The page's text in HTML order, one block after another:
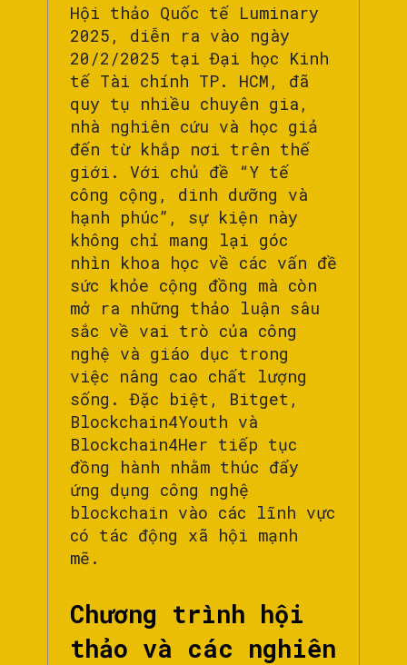
Hội thảo Quốc tế Luminary
2025, diễn ra vào ngày
20/2/2025 tại Đại học Kinh
tế Tài chính TP. HCM, đã
quy tụ nhiều chuyên gia,
nhà nghiên cứu và học giả
đến từ khắp nơi trên thế
giới. Với chủ đề “Y tế
công cộng, dinh dưỡng và
hạnh phúc”, sự kiện này
không chỉ mang lại góc
nhìn khoa học về các vấn đề
sức khỏe cộng đồng mà còn
mở ra những thảo luận sâu
sắc về vai trò của công
nghệ và giáo dục trong
việc nâng cao chất lượng
sống. Đặc biệt, Bitget,
Blockchain4Youth và
Blockchain4Her tiếp tục
đồng hành nhằm thúc đẩy
ứng dụng công nghệ
blockchain vào các lĩnh vực
có tác động xã hội mạnh
mẽ.
Chương trình hội
thảo và các nghiên